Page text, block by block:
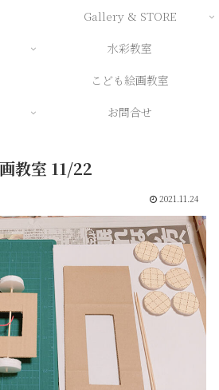
Gallery & STORE
水彩教室
こども絵画教室
お問合せ
教室 11/22
2021.11.24